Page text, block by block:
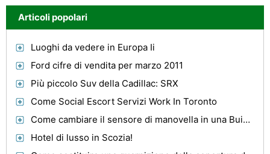
Articoli popolari
Luoghi da vedere in Europa Ii
Ford cifre di vendita per marzo 2011
Più piccolo Suv della Cadillac: SRX
Come Social Escort Servizi Work In Toronto
Come cambiare il sensore di manovella in una Buick 3100
Hotel di lusso in Scozia!